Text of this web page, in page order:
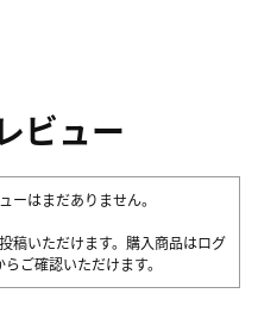
ビュー
ーはまだありません。
稿いただけます。購入商品はログ
らご確認いただけます。